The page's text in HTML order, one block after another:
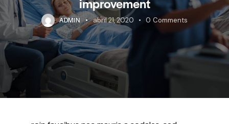
ADMIN abril 21, 2020 0 Comments